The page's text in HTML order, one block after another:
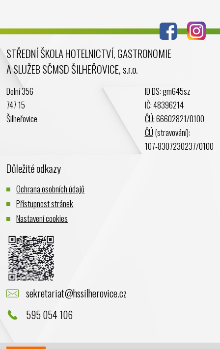
STŘEDNÍ ŠKOLA HOTELNICTVÍ, GASTRONOMIE
A SLUŽEB SČMSD ŠILHEŘOVICE, s.r.o.
Dolní 356
747 15
Šilheřovice
ID DS: gm645sz
IČ: 48396214
ČÚ:66602821/0100
ČÚ (stravování):
107-8307230237/0100
Důležité odkazy
Ochrana osobních údajů
Přístupnost stránek
Nastavení cookies
sekretariat@hssilherovice.cz
595 054 106